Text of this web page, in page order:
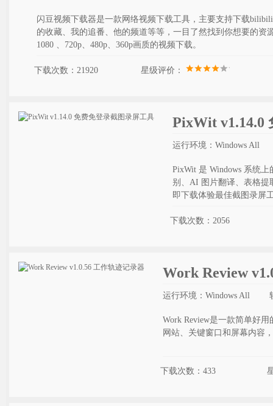
闪豆视频下载器是一款网络视频下载工具，主要支持下载
的收藏、我的追番、他的频道等等，一目了然找到你想要的资
1080 、720p、480p、360p画质的视频下载。
下载次数：21920 星级评价：
PixWit v1.14.0
运行环境：Windows All
PixWit 是 Windows 系统
别、AI 图片翻译、表格提
即下载体验最佳截图录屏
下载次数：2056
Work Review
运行环境：Windows All
Work Review是一款简单好
网站、关键窗口和屏幕内容
下载次数：433